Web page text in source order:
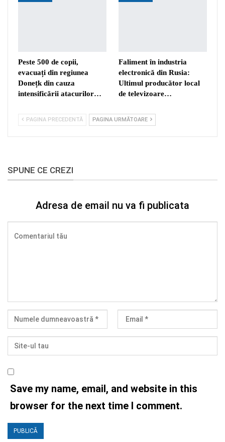
Peste 500 de copii,
evacuați din regiunea
Donețk din cauza
intensificării atacurilor…
Faliment în industria
electronică din Rusia:
Ultimul producător local
de televizoare…
PAGINA PRECEDENTĂ PAGINA URMĂTOARE
SPUNE CE CREZI
Adresa de email nu va fi publicata
Save my name, email, and website in this
browser for the next time I comment.